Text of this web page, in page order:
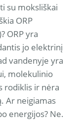
su moksliškai
ORP
ORP yra
jo elektrinį
vandenyje yra
molekulinio
rodiklis ir nėra
Ar neigiamas
energijos? Ne.